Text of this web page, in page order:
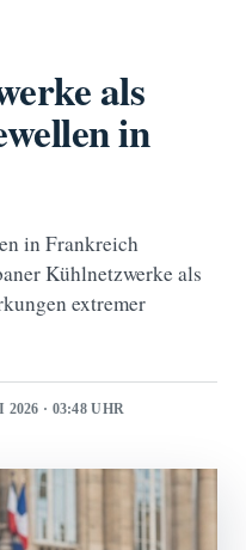
als
in
in Frankreich
Kühlnetzwerke als
extremer
2026 · 03:48 UHR